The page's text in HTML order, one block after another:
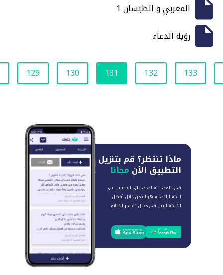
المغربي و الطيسان 1
رؤية الدعاء
129 130 131 132 133
ماذا تنتظر؟ قم بتنزيل
التطبيق الآن مجانا
في حلمك ، نساعدك على الحصول على
استشاراتك بسهولة من خلال أفضل
الاستشاريين في مجال تفسير الاحلام